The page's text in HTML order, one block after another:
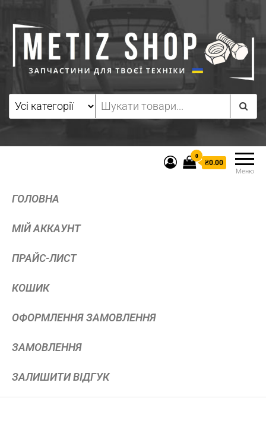
Меню
0
₴0.00
ГОЛОВНА
МІЙ АККАУНТ
ПРАЙС-ЛИСТ
КОШИК
ОФОРМЛЕННЯ ЗАМОВЛЕННЯ
ЗАМОВЛЕННЯ
ЗАЛИШИТИ ВІДГУК